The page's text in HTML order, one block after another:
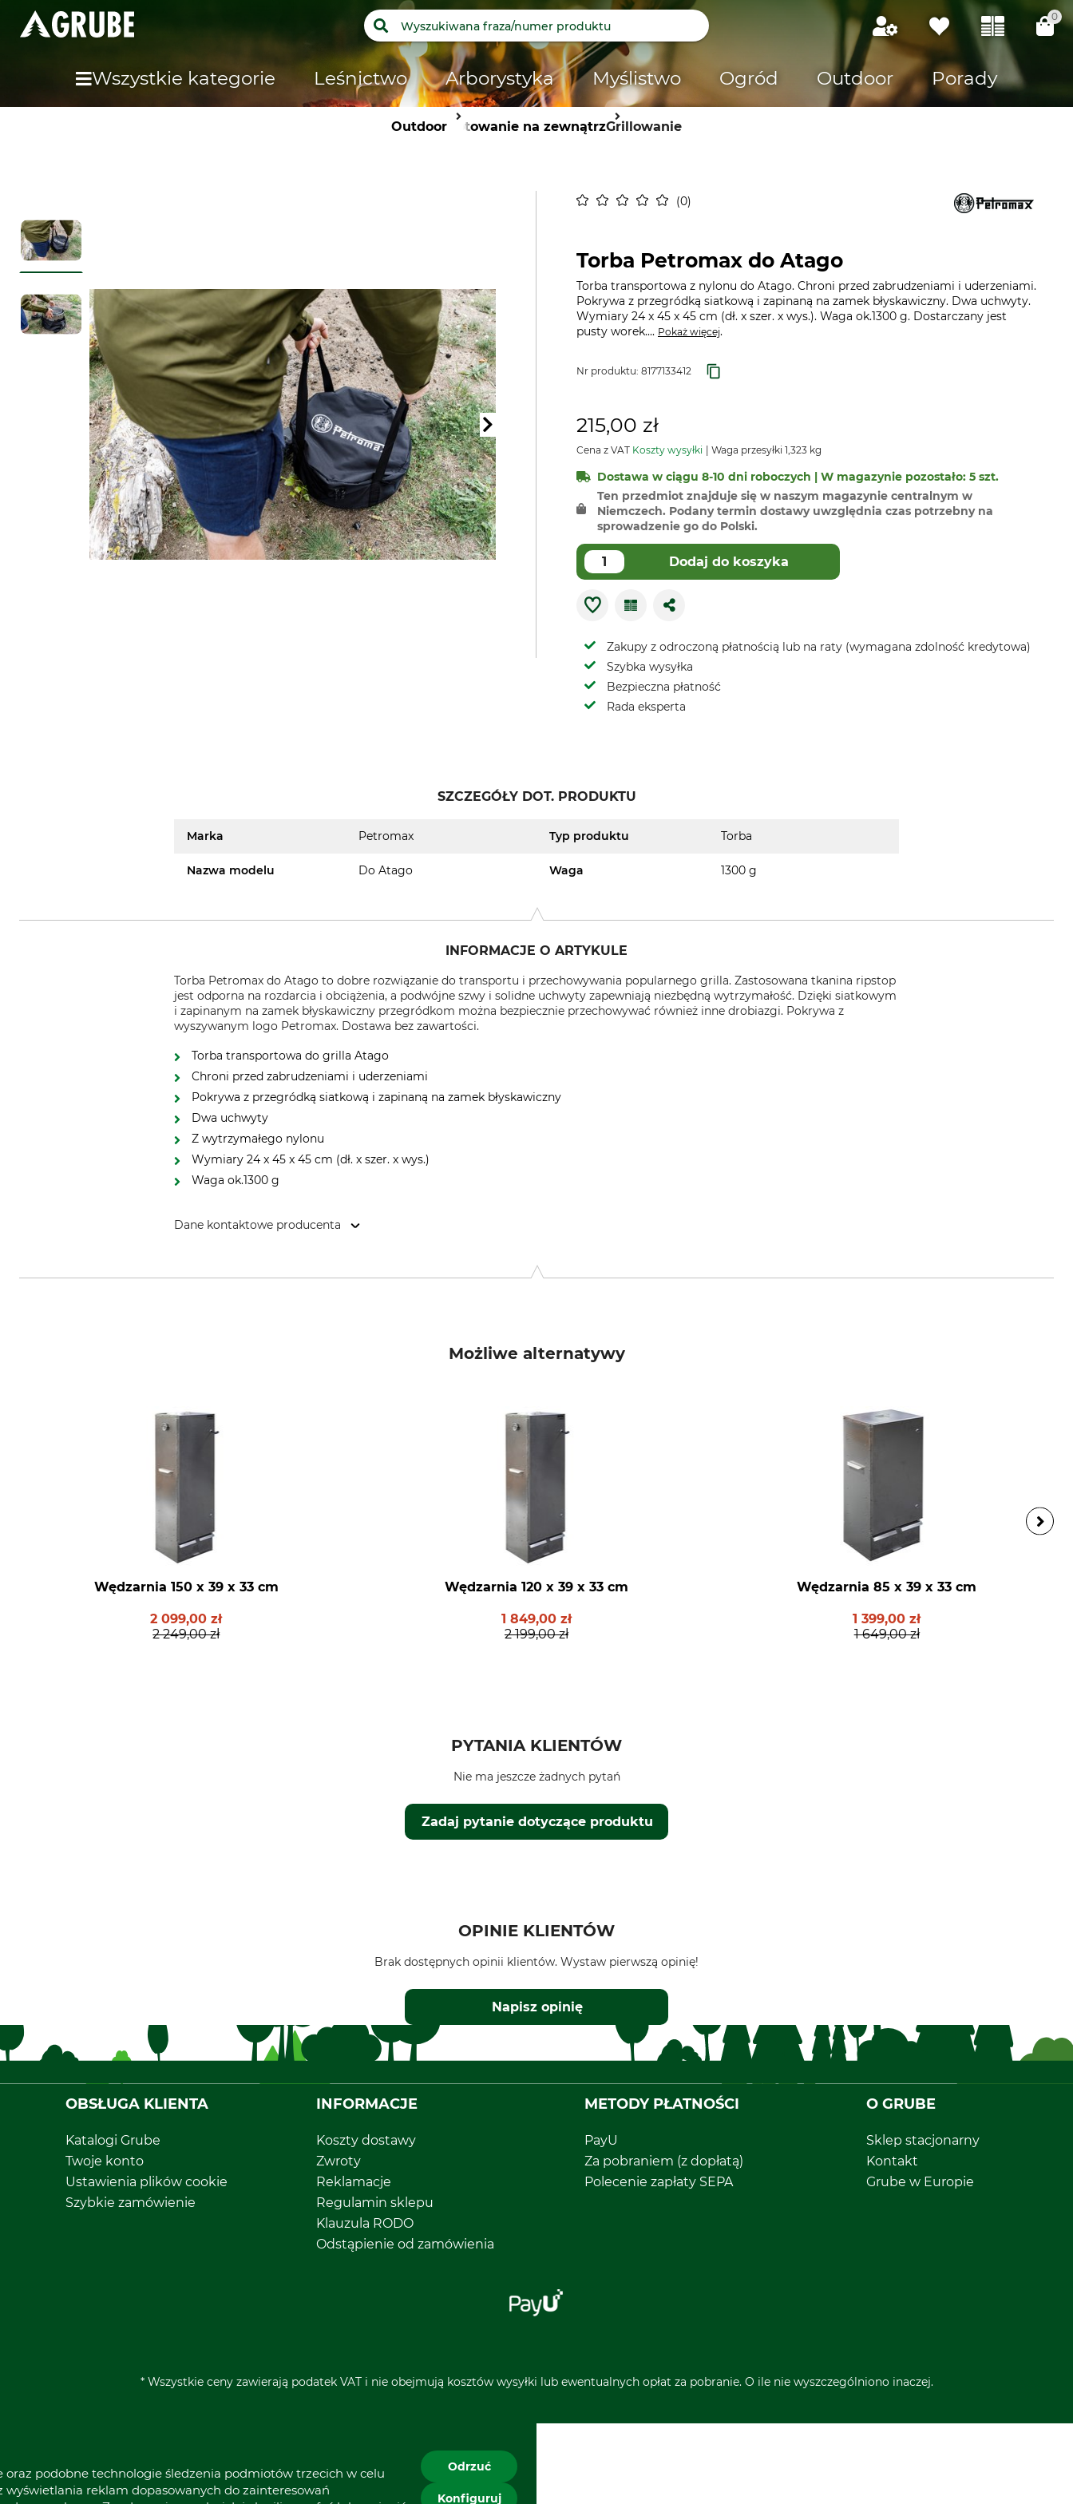
0
Wszystkie kategorie Leśnictwo Arborystyka Myślistwo Ogród Outdoor Porady
Outdoor Gotowanie na zewnątrzGrillowanie
0
Torba Petromax do Atago
Torba transportowa z nylonu do Atago. Chroni przed zabrudzeniami i uderzeniami.
Pokrywa z przegródką siatkową i zapinaną na zamek błyskawiczny. Dwa uchwyty.
Wymiary 24 x 45 x 45 cm (dł. x szer. x wys.). Waga ok.1300 g. Dostarczany jest
pusty worek.... Pokaż więcej.
Nr produktu: 8177133412
215,00 zł
Cena z VAT Koszty wysyłki Waga przesyłki 1,323 kg
Dostawa w ciągu 8-10 dni roboczych | W magazynie pozostało: 5 szt.
Ten przedmiot znajduje się w naszym magazynie centralnym w
Niemczech. Podany termin dostawy uwzględnia czas potrzebny na
sprowadzenie go do Polski.
Dodaj do koszyka
Zakupy z odroczoną płatnością lub na raty (wymagana zdolność kredytowa)
Szybka wysyłka
Bezpieczna płatność
Rada eksperta
SZCZEGÓŁY DOT. PRODUKTU
Marka Petromax Typ produktu Torba
Nazwa modelu Do Atago Waga 1300 g
INFORMACJE O ARTYKULE
Torba Petromax do Atago to dobre rozwiązanie do transportu i przechowywania popularnego grilla. Zastosowana tkanina ripstop
jest odporna na rozdarcia i obciążenia, a podwójne szwy i solidne uchwyty zapewniają niezbędną wytrzymałość. Dzięki siatkowym
i zapinanym na zamek błyskawiczny przegródkom można bezpiecznie przechowywać również inne drobiazgi. Pokrywa z
wyszywanym logo Petromax. Dostawa bez zawartości.
Torba transportowa do grilla Atago
Chroni przed zabrudzeniami i uderzeniami
Pokrywa z przegródką siatkową i zapinaną na zamek błyskawiczny
Dwa uchwyty
Z wytrzymałego nylonu
Wymiary 24 x 45 x 45 cm (dł. x szer. x wys.)
Waga ok.1300 g
Dane kontaktowe producenta
Możliwe alternatywy
Wędzarnia 150 x 39 x 33 cm
2 099,00 zł
2 249,00 zł
Wędzarnia 120 x 39 x 33 cm
1 849,00 zł
2 199,00 zł
Wędzarnia 85 x 39 x 33 cm
1 399,00 zł
1 649,00 zł
PYTANIA KLIENTÓW
Zadaj pytanie dotyczące produktu
Nie ma jeszcze żadnych pytań
OPINIE KLIENTÓW
Brak dostępnych opinii klientów. Wystaw pierwszą opinię!
Napisz opinię
OBSŁUGA KLIENTA
Katalogi Grube
Twoje konto
Ustawienia plików cookie
Szybkie zamówienie
INFORMACJE
Koszty dostawy
Zwroty
Reklamacje
Regulamin sklepu
Klauzula RODO
Odstąpienie od zamówienia
METODY PŁATNOŚCI
PayU
Za pobraniem (z dopłatą)
Polecenie zapłaty SEPA
O GRUBE
Sklep stacjonarny
Kontakt
Grube w Europie
* Wszystkie ceny zawierają podatek VAT i nie obejmują kosztów wysyłki lub ewentualnych opłat za pobranie. O ile nie wyszczególniono inaczej.
podobne technologie śledzenia podmiotów trzecich w celu
wyświetlania reklam dopasowanych do zainteresowań
Odrzuć
Konfiguruj